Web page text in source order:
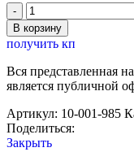
Количество
товара
Удивительный
конструктор
Знаток-
Klikko
фигуры"
(102
детали)
В корзину
получить кп
Вся представленная
является публичной
Артикул: 10-001-985
Поделиться:
Закрыть